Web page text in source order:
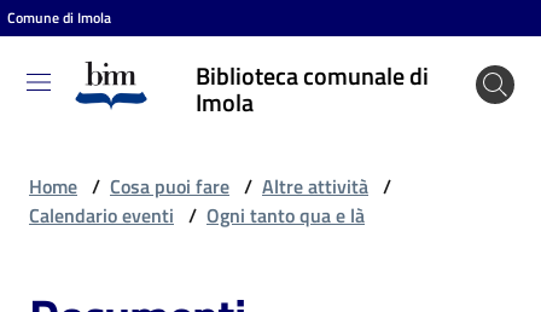
Vai al contenuto
Vai alla navigazione
Vai al footer
Comune di Imola
Biblioteca comunale di
Imola
Biblioteca
comunale
Home / Cosa puoi fare / Altre attività /
Calendario eventi / Ogni tanto qua e là